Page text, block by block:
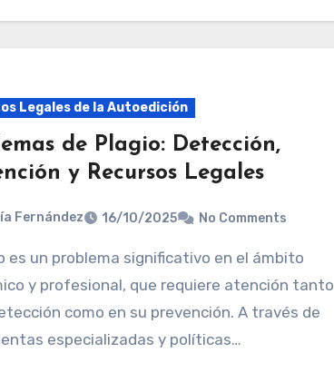
Legales de la Autoedición
de Plagio: Detección,
y Recursos Legales
Fernández 16/10/2025 No Comments
y profesional, que requiere atención tanto
como en su prevención. A través de
especializadas y políticas…